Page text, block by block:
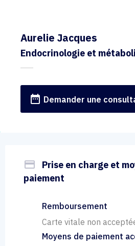
Aurelie Jacques
Endocrinologie et
date_range Demander une
payment
Prise en charge et
paiement
Remboursement
Carte vitale non
Moyens de paiement